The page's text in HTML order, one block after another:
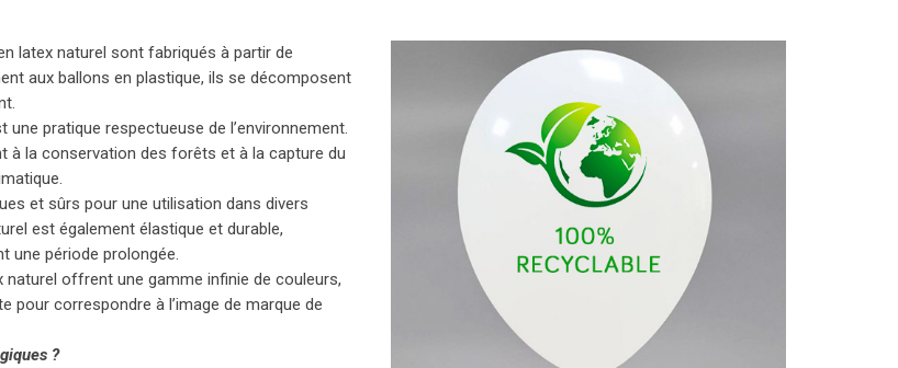
latex naturel sont fabriqués à partir de
aux ballons en plastique, ils se décomposent
pratique respectueuse de l’environnement.
à la conservation des forêts et à la capture du
et sûrs pour une utilisation dans divers
est également élastique et durable,
une période prolongée.
naturel offrent une gamme infinie de couleurs,
correspondre à l’image de marque de
?